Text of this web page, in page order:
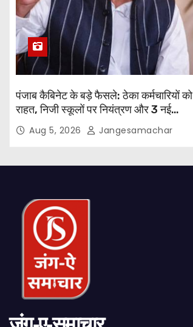
पंजाब कैबिनेट के बड़े फैसले: ठेका कर्मचारियों को
राहत, निजी स्कूलों पर नियंत्रण और 3 नई
यूनिवर्सिटियों को मंजूरी
Aug 5, 2026 Jangesamachar